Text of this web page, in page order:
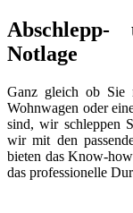
Notlage
Ganz gleich ob
Wohnwagen oder
sind, wir schleppen
wir mit den
bieten das Know-
das professionelle